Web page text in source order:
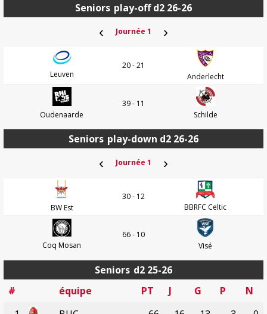
Seniors play-off d2 26-26
‹ Journée 1 ›
Leuven
20 - 21
Anderlecht
Oudenaarde
39 - 11
Schilde
Seniors play-down d2 26-26
‹ Journée 1 ›
BW Est
30 - 12
BBRFC Celtic
Coq Mosan
66 - 10
Visé
Seniors d2 25-26
#
équipe PT J G P
N